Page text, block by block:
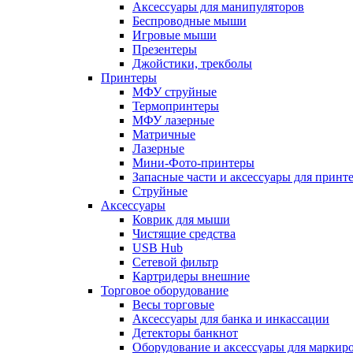
Аксессуары для манипуляторов
Беспроводные мыши
Игровые мыши
Презентеры
Джойстики, трекболы
Принтеры
МФУ струйные
Термопринтеры
МФУ лазерные
Матричные
Лазерные
Мини-Фото-принтеры
Запасные части и аксессуары для
Струйные
Аксессуары
Коврик для мыши
Чистящие средства
USB Hub
Сетевой фильтр
Картридеры внешние
Торговое оборудование
Весы торговые
Аксессуары для банка и инкассации
Детекторы банкнот
Оборудование и аксессуары для